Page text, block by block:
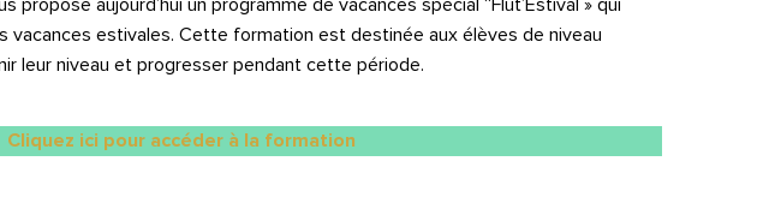
propose aujourd’hui un programme de vacances spécial “Flut’Estival » qui
vacances estivales. Cette formation est destinée aux élèves de niveau
leur niveau et progresser pendant cette période.
Cliquez ici pour accéder à la formation